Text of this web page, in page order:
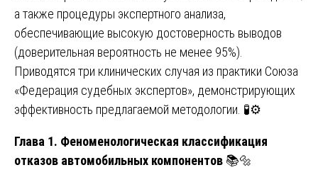
а также процедуры экспертного анализа,
обеспечивающие высокую достоверность выводов
(доверительная вероятность не менее 95%).
Приводятся три клинических случая из практики Союза
«Федерация судебных экспертов», демонстрирующих
эффективность предлагаемой методологии. 🧪⚙️
Глава 1. Феноменологическая классификация
отказов автомобильных компонентов 📚🔩